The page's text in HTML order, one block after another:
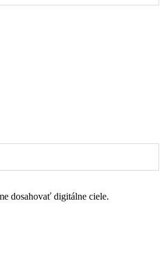
dosahovať digitálne ciele.